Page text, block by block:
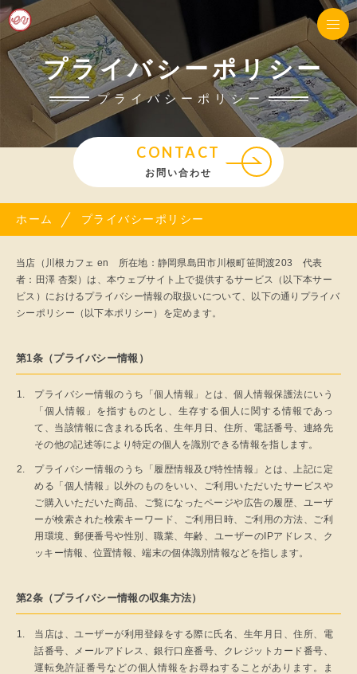
プライバシーポリシー
プライバシーポリシー
CONTACT
お問い合わせ
ホーム プライバシーポリシー
当店（川根カフェ en 所在地：静岡県島田市川根町笹間渡203 代表
者：田澤 杏梨）は、本ウェブサイト上で提供するサービス（以下本サー
ビス）におけるプライバシー情報の取扱いについて、以下の通りプライバ
シーポリシー（以下本ポリシー）を定めます。
第1条（プライバシー情報）
プライバシー情報のうち「個人情報」とは、個人情報保護法にいう
「個人情報」を指すものとし、生存する個人に関する情報であっ
て、当該情報に含まれる氏名、生年月日、住所、電話番号、連絡先
その他の記述等により特定の個人を識別できる情報を指します。
プライバシー情報のうち「履歴情報及び特性情報」とは、上記に定
める「個人情報」以外のものをいい、ご利用いただいたサービスや
ご購入いただいた商品、ご覧になったページや広告の履歴、ユーザ
ーが検索された検索キーワード、ご利用日時、ご利用の方法、ご利
用環境、郵便番号や性別、職業、年齢、ユーザーのIPアドレス、ク
ッキー情報、位置情報、端末の個体識別情報などを指します。
第2条（プライバシー情報の収集方法）
当店は、ユーザーが利用登録をする際に氏名、生年月日、住所、電
話番号、メールアドレス、銀行口座番号、クレジットカード番号、
運転免許証番号などの個人情報をお尋ねすることがあります。ま